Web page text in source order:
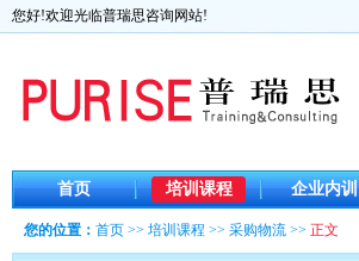
您好!欢迎光临普瑞思咨询网站!
首页 培训课程 企业内训
您的位置： 首页 >> 培训课程 >> 采购物流 >> 正文